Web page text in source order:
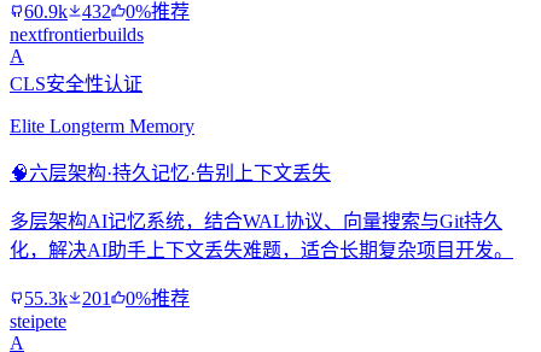
60.9k 432
0%推荐
nextfrontierbuilds
A
CLS安全性认证
Elite Longterm Memory
🧠六层架构·持久记忆·告别上下文丢失
多层架构AI记忆系统，结合WAL协议、向量搜索与Git持久
化，解决AI助手上下文丢失难题，适合长期复杂项目开发。
55.3k 201
0%推荐
steipete
A